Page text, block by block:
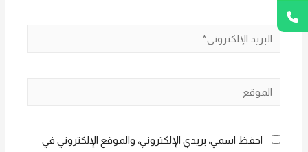
البريد
الموقع
احفظ اسمي، بريدي الإلكتروني، والموقع الإلكتروني في